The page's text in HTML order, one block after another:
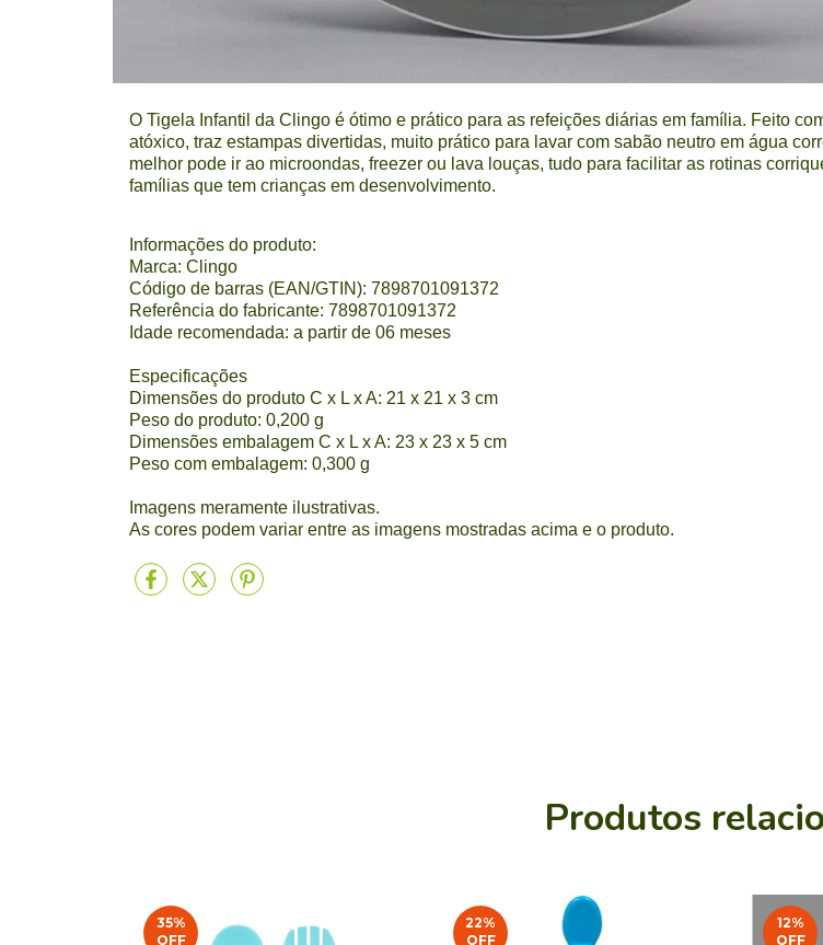
O Tigela Infantil da Clingo é ótimo e prático para as refeições diárias em família. Feito
atóxico, traz estampas divertidas, muito prático para lavar com sabão neutro em água
melhor pode ir ao microondas, freezer ou lava louças, tudo para facilitar as rotinas
famílias que tem crianças em desenvolvimento.
Informações do produto:
Marca: Clingo
Código de barras (EAN/GTIN): 7898701091372
Referência do fabricante: 7898701091372
Idade recomendada: a partir de 06 meses
Especificações
Dimensões do produto C x L x A: 21 x 21 x 3 cm
Peso do produto: 0,200 g
Dimensões embalagem C x L x A: 23 x 23 x 5 cm
Peso com embalagem: 0,300 g
Imagens meramente ilustrativas.
As cores podem variar entre as imagens mostradas acima e o produto.
Produtos
35%
OFF
22%
OFF
12%
OFF